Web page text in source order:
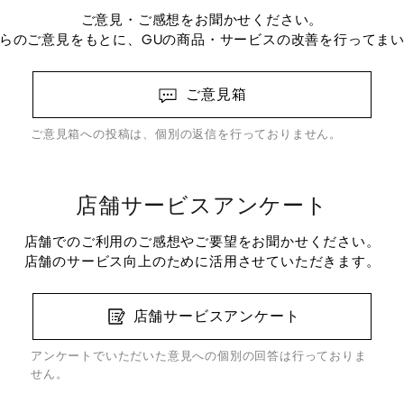
ご意見・ご感想をお聞かせください。
のご意見をもとに、GUの商品・サービスの改善を行ってまい
ご意見箱
ご意見箱への投稿は、個別の返信を行っておりません。
店舗サービスアンケート
店舗でのご利用のご感想やご要望をお聞かせください。
店舗のサービス向上のために活用させていただきます。
店舗サービスアンケート
アンケートでいただいた意見への個別の回答は行っておりま
せん。